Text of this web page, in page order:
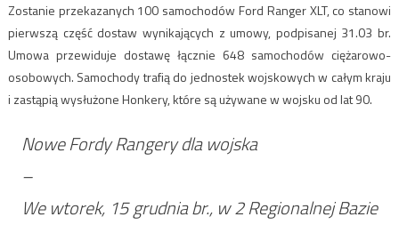
Zostanie przekazanych 100 samochodów Ford Ranger XLT, co stanowi
pierwszą część dostaw wynikających z umowy, podpisanej 31.03 br.
Umowa przewiduje dostawę łącznie 648 samochodów ciężarowo-
osobowych. Samochody trafią do jednostek wojskowych w całym kraju
i zastąpią wysłużone Honkery, które są używane w wojsku od lat 90.
Nowe Fordy Rangery dla wojska
–
We wtorek, 15 grudnia br., w 2 Regionalnej Bazie